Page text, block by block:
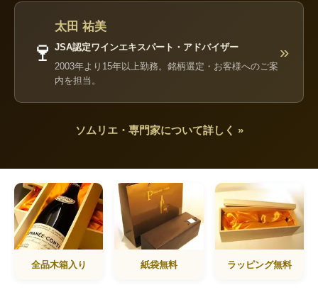
🍷
太田 祐美
JSA認定ワインエキスパート・アドバイザー
2003年より15年以上勤務。銘柄選定・お客様へのご案
内を担当。
»
ソムリエ・専門家について詳しく »
全品木箱入り 紙袋無料 ラッピング無料